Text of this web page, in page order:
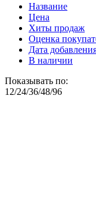
Название
Цена
Хиты продаж
Оценка
Дата
В наличии
Показывать по:
12/24/36/48/96